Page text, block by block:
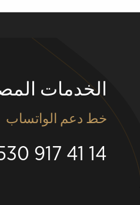
الخدمات
خط دعم الواتساب
14 41 917 0530